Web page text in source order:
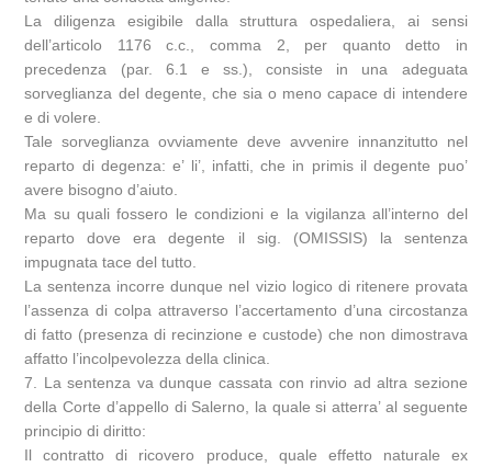
La diligenza esigibile dalla struttura ospedaliera, ai sensi
dell’articolo 1176 c.c., comma 2, per quanto detto in
precedenza (par. 6.1 e ss.), consiste in una adeguata
sorveglianza del degente, che sia o meno capace di intendere
e di volere.
Tale sorveglianza ovviamente deve avvenire innanzitutto nel
reparto di degenza: e’ li’, infatti, che in primis il degente puo’
avere bisogno d’aiuto.
Ma su quali fossero le condizioni e la vigilanza all’interno del
reparto dove era degente il sig. (OMISSIS) la sentenza
impugnata tace del tutto.
La sentenza incorre dunque nel vizio logico di ritenere provata
l’assenza di colpa attraverso l’accertamento d’una circostanza
di fatto (presenza di recinzione e custode) che non dimostrava
affatto l’incolpevolezza della clinica.
7. La sentenza va dunque cassata con rinvio ad altra sezione
della Corte d’appello di Salerno, la quale si atterra’ al seguente
principio di diritto:
Il contratto di ricovero produce, quale effetto naturale ex